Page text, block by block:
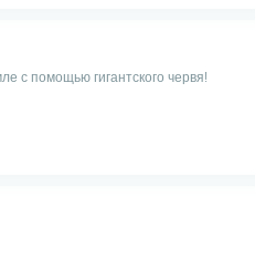
с помощью гигантского червя!